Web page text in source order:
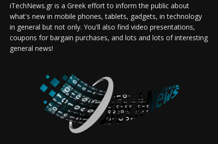
iTechNews.gr is a Greek effort to inform the public about
what's new in mobile phones, tablets, gadgets, in technology
in general but not only. You'll also find video presentations,
coupons for bargain purchases, and lots and lots of interesting
general news!